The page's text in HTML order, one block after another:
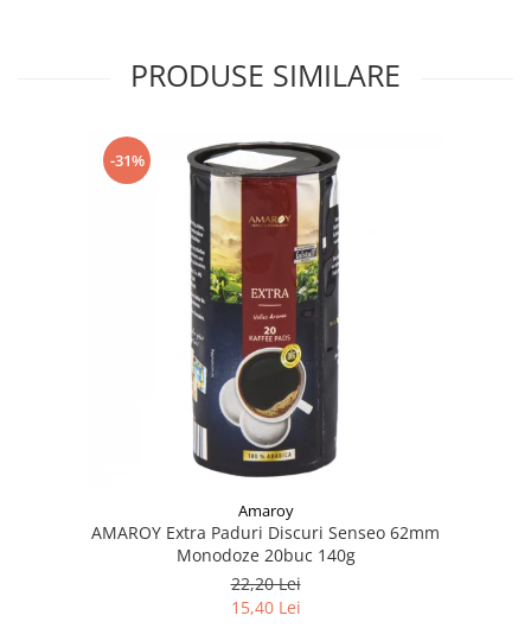
PRODUSE SIMILARE
-31%
Amaroy
AMAROY Extra Paduri Discuri Senseo 62mm
Monodoze 20buc 140g
22,20 Lei
15,40 Lei